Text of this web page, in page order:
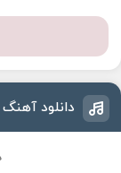
دانلود آهنگ